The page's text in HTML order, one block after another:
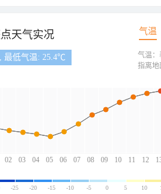
天气实况 气温
最低气温: 25.4℃
02 03 04 05 06 07 08 09 10 11 12
气温：
指离地
-25 -20 -15 -10 -5 0 5 10